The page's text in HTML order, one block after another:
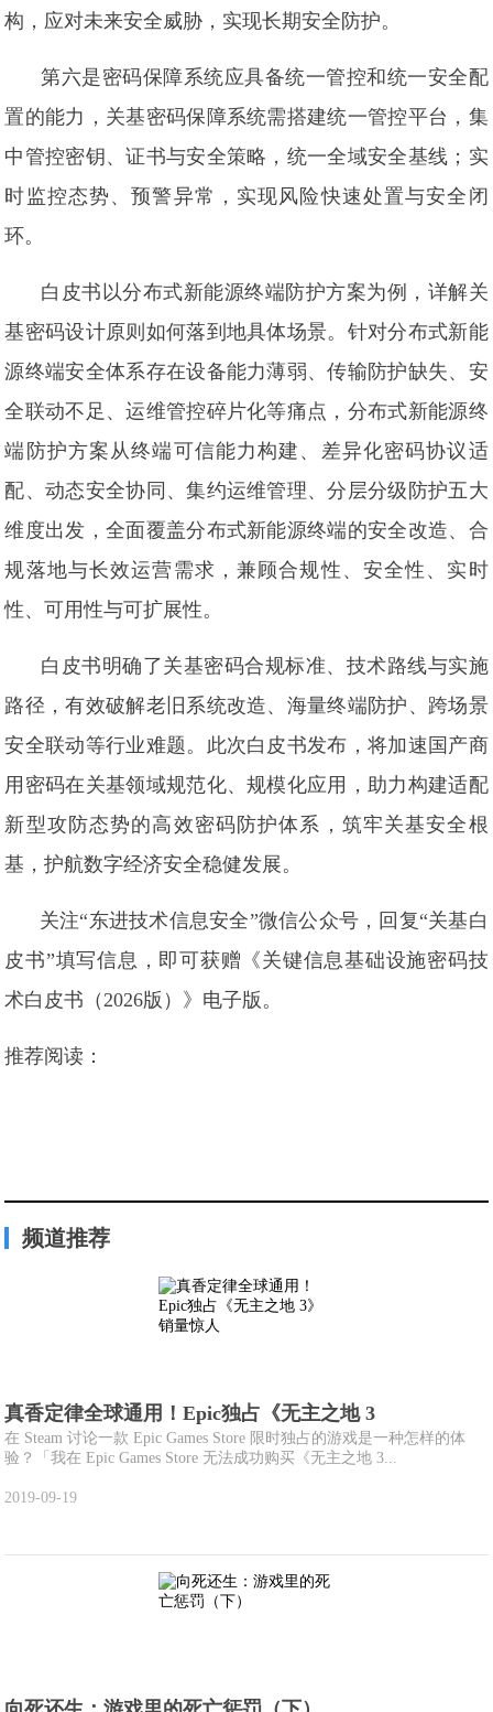
构，应对未来安全威胁，实现长期安全防护。
第六是密码保障系统应具备统一管控和统一安全配
置的能力，关基密码保障系统需搭建统一管控平台，集
中管控密钥、证书与安全策略，统一全域安全基线；实
时监控态势、预警异常，实现风险快速处置与安全闭
环。
白皮书以分布式新能源终端防护方案为例，详解关
基密码设计原则如何落到地具体场景。针对分布式新能
源终端安全体系存在设备能力薄弱、传输防护缺失、安
全联动不足、运维管控碎片化等痛点，分布式新能源终
端防护方案从终端可信能力构建、差异化密码协议适
配、动态安全协同、集约运维管理、分层分级防护五大
维度出发，全面覆盖分布式新能源终端的安全改造、合
规落地与长效运营需求，兼顾合规性、安全性、实时
性、可用性与可扩展性。
白皮书明确了关基密码合规标准、技术路线与实施
路径，有效破解老旧系统改造、海量终端防护、跨场景
安全联动等行业难题。此次白皮书发布，将加速国产商
用密码在关基领域规范化、规模化应用，助力构建适配
新型攻防态势的高效密码防护体系，筑牢关基安全根
基，护航数字经济安全稳健发展。
关注“东进技术信息安全”微信公众号，回复“关基白
皮书”填写信息，即可获赠《关键信息基础设施密码技
术白皮书（2026版）》电子版。
推荐阅读：
频道推荐
真香定律全球通用！Epic独占《无主之地 3
在 Steam 讨论一款 Epic Games Store 限时独占的游戏是一种怎样的体
验？「我在 Epic Games Store 无法成功购买《无主之地 3...
2019-09-19